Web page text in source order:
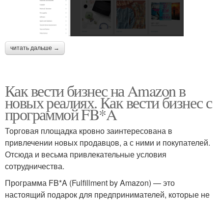
читать дальше →
Как вести бизнес на Amazon в
новых реалиях. Как вести бизнес с
программой FB*A
Торговая площадка кровно заинтересована в
привлечении новых продавцов, а с ними и покупателей.
Отсюда и весьма привлекательные условия
сотрудничества.
Программа FB*A (Fulfillment by Amazon) — это
настоящий подарок для предпринимателей, которые не